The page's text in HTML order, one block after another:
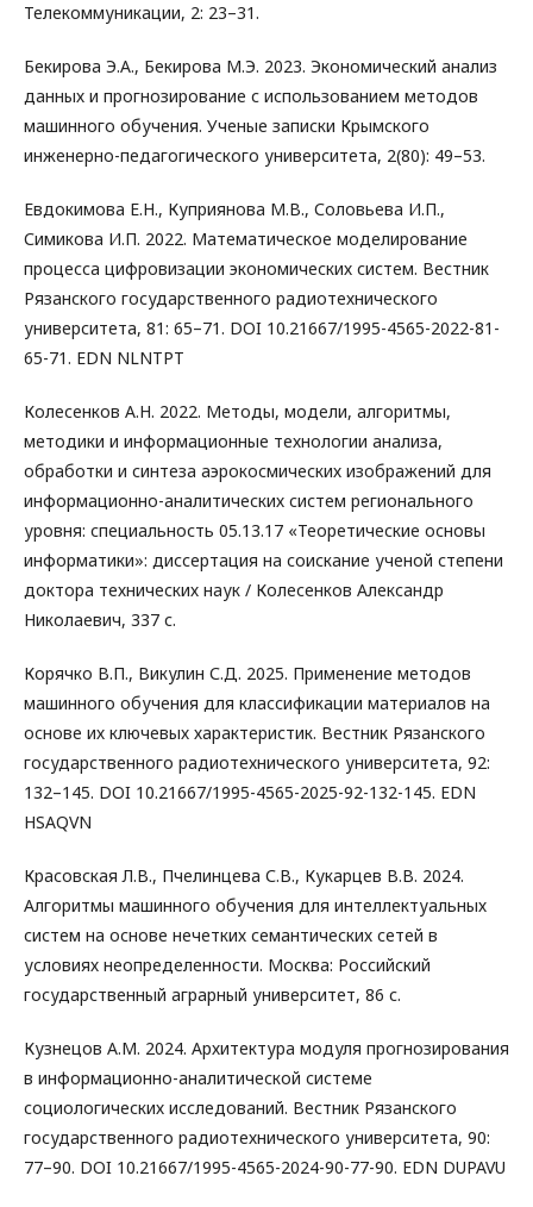
Телекоммуникации, 2: 23–31.
Бекирова Э.А., Бекирова М.Э. 2023. Экономический анализ
данных и прогнозирование с использованием методов
машинного обучения. Ученые записки Крымского
инженерно-педагогического университета, 2(80): 49–53.
Евдокимова Е.Н., Куприянова М.В., Соловьева И.П.,
Симикова И.П. 2022. Математическое моделирование
процесса цифровизации экономических систем. Вестник
Рязанского государственного радиотехнического
университета, 81: 65–71. DOI 10.21667/1995-4565-2022-81-
65-71. EDN NLNTPT
Колесенков А.Н. 2022. Методы, модели, алгоритмы,
методики и информационные технологии анализа,
обработки и синтеза аэрокосмических изображений для
информационно-аналитических систем регионального
уровня: специальность 05.13.17 «Теоретические основы
информатики»: диссертация на соискание ученой степени
доктора технических наук / Колесенков Александр
Николаевич, 337 с.
Корячко В.П., Викулин С.Д. 2025. Применение методов
машинного обучения для классификации материалов на
основе их ключевых характеристик. Вестник Рязанского
государственного радиотехнического университета, 92:
132–145. DOI 10.21667/1995-4565-2025-92-132-145. EDN
HSAQVN
Красовская Л.В., Пчелинцева С.В., Кукарцев В.В. 2024.
Алгоритмы машинного обучения для интеллектуальных
систем на основе нечетких семантических сетей в
условиях неопределенности. Москва: Российский
государственный аграрный университет, 86 с.
Кузнецов А.М. 2024. Архитектура модуля прогнозирования
в информационно-аналитической системе
социологических исследований. Вестник Рязанского
государственного радиотехнического университета, 90:
77–90. DOI 10.21667/1995-4565-2024-90-77-90. EDN DUPAVU